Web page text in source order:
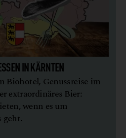
IN KÄRNTEN
Biohotel, Genussreise im
extraordinäres Bier:
wenn es um
geht.